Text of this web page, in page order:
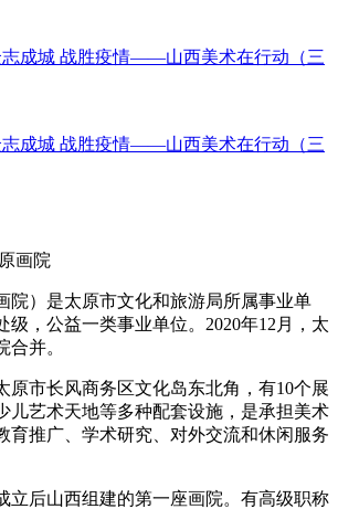
志成城 战胜疫情——山西美术在行动（三
志成城 战胜疫情——山西美术在行动（三
院）是太原市文化和旅游局所属事业单
级，公益一类事业单位。2020年12月，太
合并。
原市长风商务区文化岛东北角，有10个展
儿艺术天地等多种配套设施，是承担美术
育推广、学术研究、对外交流和休闲服务
立后山西组建的第一座画院。有高级职称